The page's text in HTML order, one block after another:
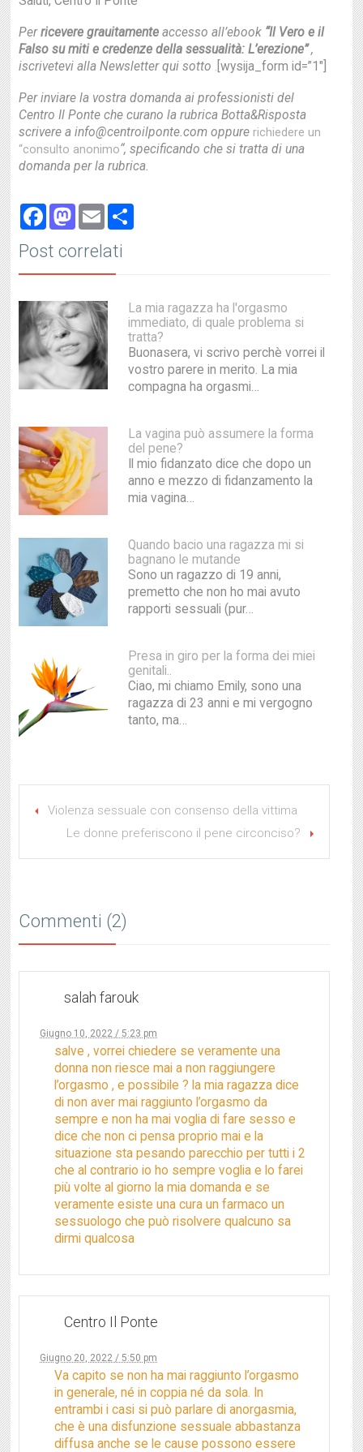
Perricevere grauitamenteaccesso all’ebook “Il Vero e il
Falso su miti e credenze della sessualità: L’erezione”,
iscrivetevi alla Newsletter qui sotto . [wysija_form id=”1″]
Per inviare la vostra domanda ai professionisti del
Centro Il Ponte che curano la rubrica Botta&Risposta
scrivere a info@centroilponte.com oppure richiedere un
“consulto anonimo“, specificando che si tratta di una
domanda per la rubrica.
Facebook
Mastodon
Email
Post correlati
La mia ragazza ha l'orgasmo
immediato, di quale problema si
tratta?
Buonasera, vi scrivo perchè vorrei il
vostro parere in merito. La mia
compagna ha orgasmi…
La vagina può assumere la forma
del pene?
Il mio fidanzato dice che dopo un
anno e mezzo di fidanzamento la
mia vagina…
Quando bacio una ragazza mi si
bagnano le mutande
Sono un ragazzo di 19 anni,
premetto che non ho mai avuto
rapporti sessuali (pur…
Presa in giro per la forma dei miei
genitali..
Ciao, mi chiamo Emily, sono una
ragazza di 23 anni e mi vergogno
tanto, ma…
Violenza sessuale con consenso della vittima
Le donne preferiscono il pene circonciso?
Commenti (2)
salah farouk
Giugno 10, 2022 / 5:23 pm
salve , vorrei chiedere se veramente una
donna non riesce mai a non raggiungere
l’orgasmo , e possibile ? la mia ragazza dice
di non aver mai raggiunto l’orgasmo da
sempre e non ha mai voglia di fare sesso e
dice che non ci pensa proprio mai e la
situazione sta pesando parecchio per tutti i 2
che al contrario io ho sempre voglia e lo farei
più volte al giorno la mia domanda e se
veramente esiste una cura un farmaco un
sessuologo che può risolvere qualcuno sa
dirmi qualcosa
Centro Il Ponte
Giugno 20, 2022 / 5:50 pm
Va capito se non ha mai raggiunto l’orgasmo
in generale, né in coppia né da sola. In
entrambi i casi si può parlare di anorgasmia,
che è una disfunzione sessuale abbastanza
diffusa anche se le cause possono essere